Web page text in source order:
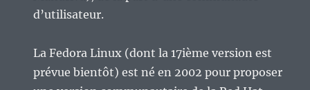
d’utilisateur.
La Fedora Linux (dont la 17ième version est
prévue bientôt) est né en 2002 pour proposer